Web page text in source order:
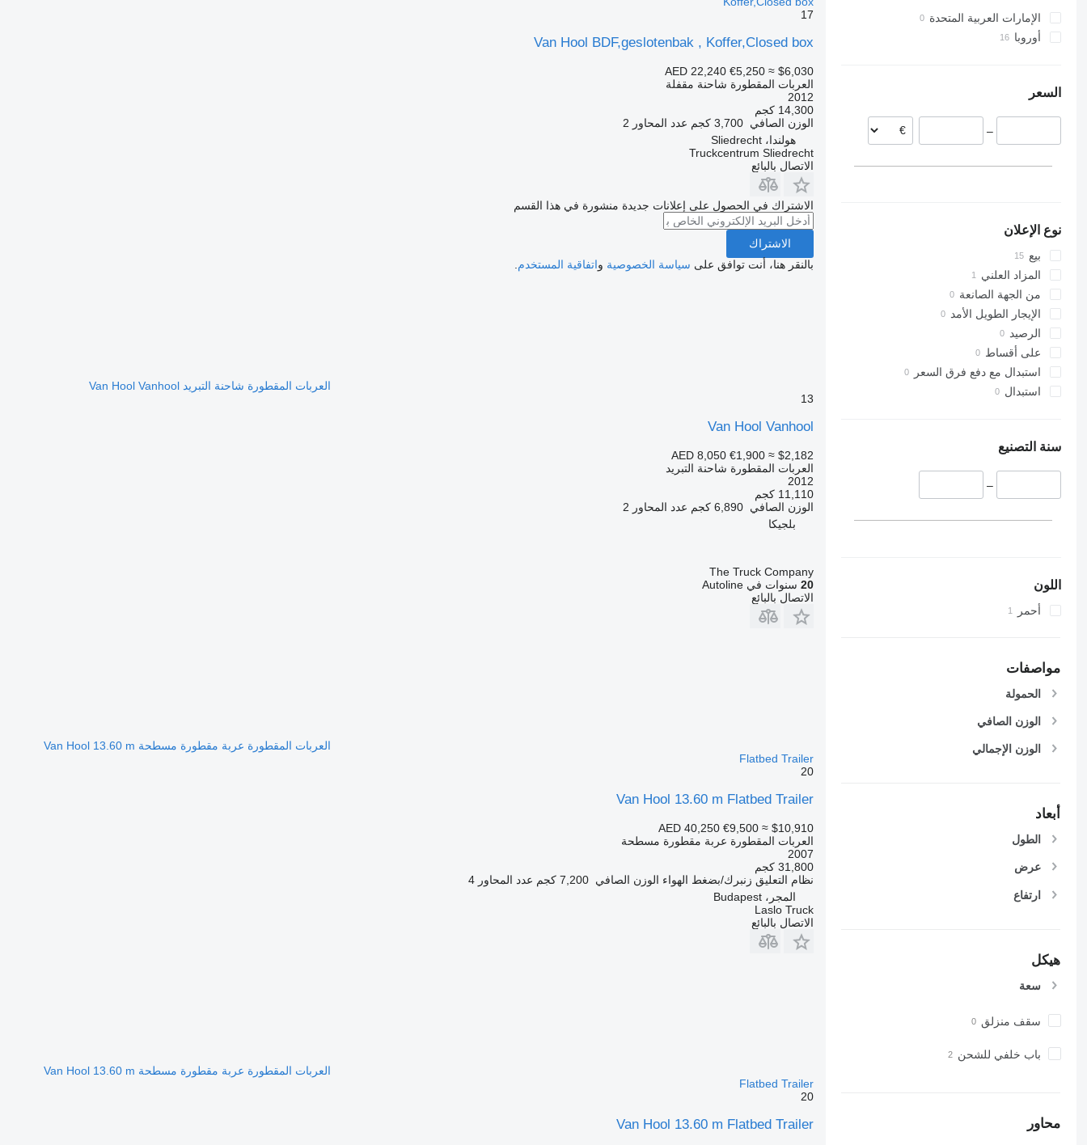
ZWP
T700
T900
ZWF
الإمارات العربية المتحدة
أوروبا
رومانيا
النرويج
السعر
–
نوع الإعلان
بيع
المزاد العلني
من الجهة الصانعة
الإيجار الطويل الأمد
الرصيد
على أقساط
استبدال مع دفع فرق السعر
استبدال
سنة التصنيع
–
اللون
أحمر
مواصفات
الحمولة
الوزن الصافي
الوزن الإجمالي
أبعاد
الطول
عرض
ارتفاع
هيكل
سعة
سقف منزلق
باب خلفي للشحن
محاور
17
Van Hool BDF,geslotenbak , Koffer,Closed box
AED 22,240 €5,250 ≈ $6,030
العربات المقطورة شاحنة مقفلة
2012
14,300 كجم
الوزن الصافي 3,700 كجم عدد المحاور 2
هولندا، Sliedrecht
Truckcentrum Sliedrecht
الاتصال بالبائع
الاشتراك في الحصول على إعلانات جديدة منشورة في هذا القسم
الاشتراك
بالنقر هنا، أنت توافق على سياسة الخصوصية واتفاقية المستخدم
العربات المقطورة شاحنة التبريد Van Hool Vanhool
13
Van Hool Vanhool
AED 8,050 €1,900 ≈ $2,182
العربات المقطورة شاحنة التبريد
2012
11,110 كجم
الوزن الصافي 6,890 كجم عدد المحاور 2
بلجيكا
The Truck Company
20سنوات في Autoline
الاتصال بالبائع
العربات المقطورة عربة مقطورة مسطحة Van Hool 13.60 m
Flatbed Trailer
20
Van Hool 13.60 m Flatbed Trailer
AED 40,250 €9,500 ≈ $10,910
العربات المقطورة عربة مقطورة مسطحة
2007
31,800 كجم
نظام التعليق زنبرك/بضغط الهواء الوزن الصافي 7,200 كجم عدد المحاور 4
المجر، Budapest
Laslo Truck
الاتصال بالبائع
العربات المقطورة عربة مقطورة مسطحة Van Hool 13.60 m
Flatbed Trailer
20
Van Hool 13.60 m Flatbed Trailer